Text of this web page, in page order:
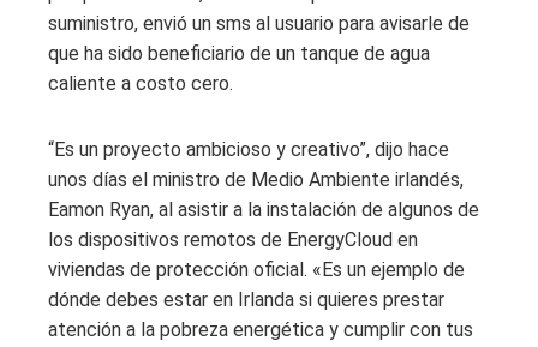
suministro, envió un sms al usuario para avisarle de
que ha sido beneficiario de un tanque de agua
caliente a costo cero.
“Es un proyecto ambicioso y creativo”, dijo hace
unos días el ministro de Medio Ambiente irlandés,
Eamon Ryan, al asistir a la instalación de algunos de
los dispositivos remotos de EnergyCloud en
viviendas de protección oficial. «Es un ejemplo de
dónde debes estar en Irlanda si quieres prestar
atención a la pobreza energética y cumplir con tus